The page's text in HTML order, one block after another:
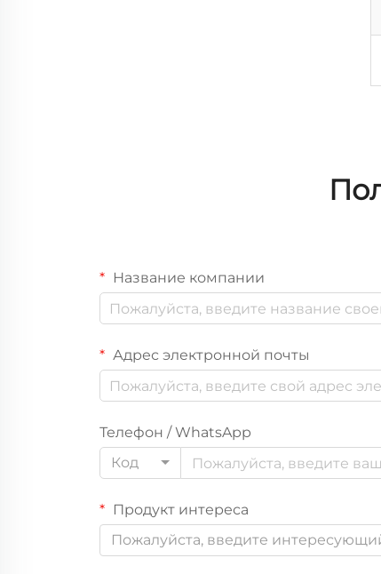
Название компании
Адрес электронной почты
Телефон / WhatsApp
Код
Продукт интереса
Пожалуйста, введите